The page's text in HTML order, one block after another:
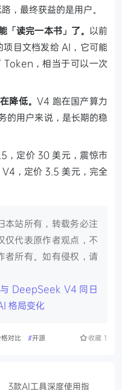
，最终获益的是用户。
「读完一本书」了。 以前
目文档发给 AI，它可能
Token，相当于可以一次
降低。V4 跑在国产算力
的用户来说，是长期的稳
，定价 30 美元，震惊市
，定价 3.5 美元，完全
本站所有，转载务必注
仅代表原作者观点，不
者所有。如有侵权，请
DeepSeek V4 同日
格局变化
对比 #开源 收藏 1
3款AI工具深度使用指